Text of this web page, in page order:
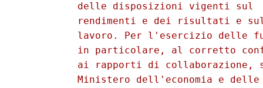
delle disposizioni vigenti sul
rendimenti e dei risultati e
lavoro. Per l'esercizio delle
in particolare, al corretto
ai rapporti di collaborazione,
Ministero dell'economia e